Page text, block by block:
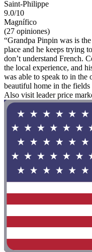
Saint-Philippe
9.0/10
Magnífico
(27 opiniones)
“Grandpa Pinpin was is
place and he keeps trying
don’t understand French.
the local experience, and
was able to speak to in
beautiful home in the fields
Also visit leader price